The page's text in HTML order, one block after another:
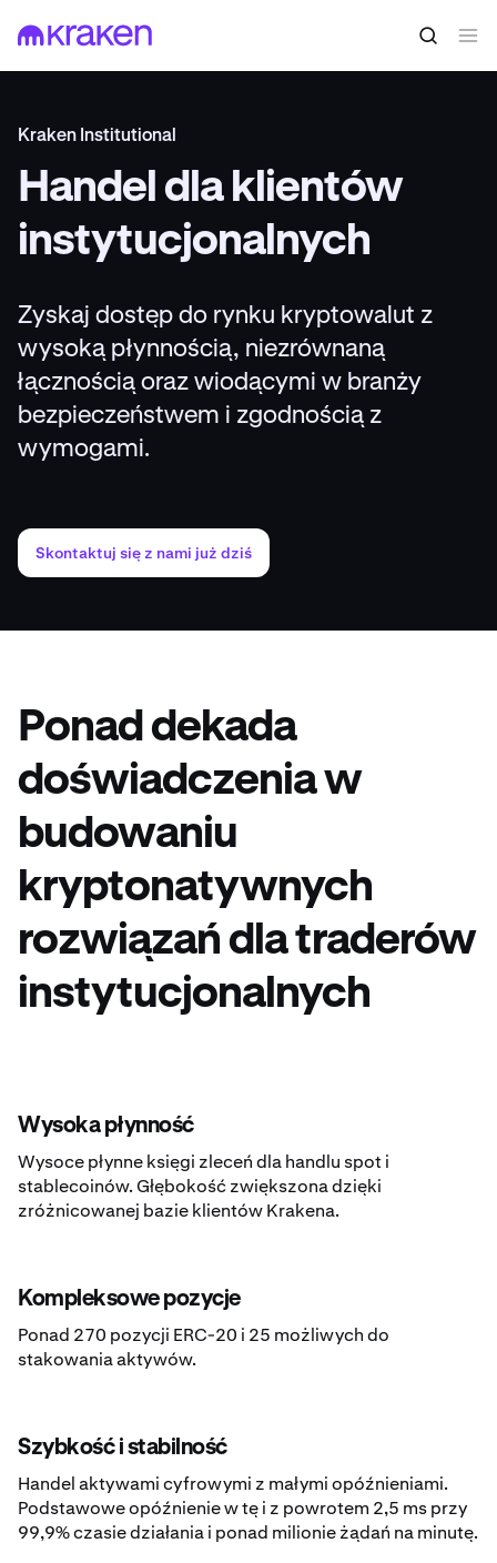
Kraken Institutional
Handel dla klientów
instytucjonalnych
Zyskaj dostęp do rynku kryptowalut z
wysoką płynnością, niezrównaną
łącznością oraz wiodącymi w branży
bezpieczeństwem i zgodnością z
wymogami.
Skontaktuj się z nami już dziś
Ponad dekada
doświadczenia w
budowaniu
kryptonatywnych
rozwiązań dla traderów
instytucjonalnych
Wysoka płynność
Wysoce płynne księgi zleceń dla handlu spot i
stablecoinów. Głębokość zwiększona dzięki
zróżnicowanej bazie klientów Krakena.
Kompleksowe pozycje
Ponad 270 pozycji ERC-20 i 25 możliwych do
stakowania aktywów.
Szybkość i stabilność
Handel aktywami cyfrowymi z małymi opóźnieniami.
Podstawowe opóźnienie w tę i z powrotem 2,5 ms przy
99,9% czasie działania i ponad milionie żądań na minutę.